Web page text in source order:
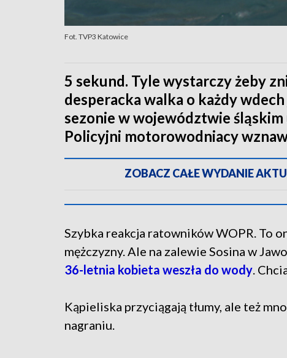
Fot. TVP3 Katowice
5 sekund. Tyle wystarczy żeby
desperacka walka o każdy
sezonie w województwie śląskim
Policyjni motorowodniacy
ZOBACZ CAŁE WYDANIE
Szybka reakcja ratowników WOPR. To
mężczyzny. Ale na zalewie Sosina w
36-letnia kobieta weszła do wody .
Kąpieliska przyciągają tłumy, ale też
nagraniu.